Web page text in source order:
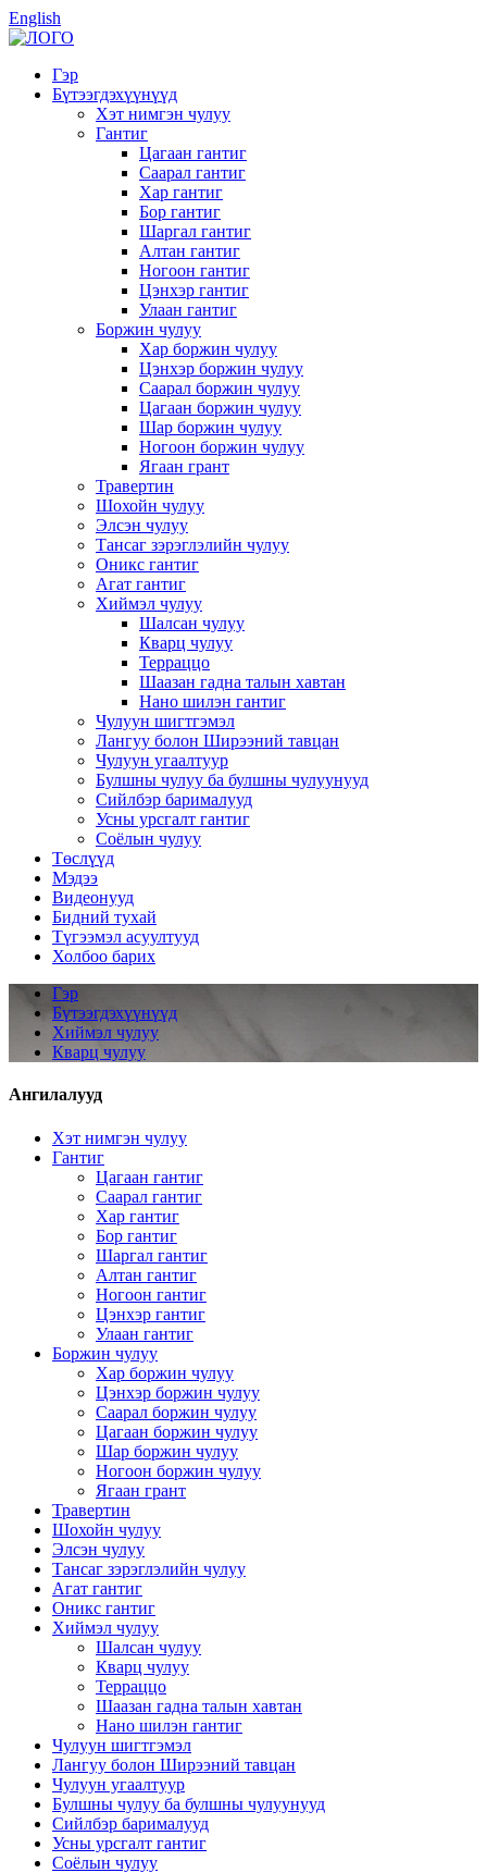
English
Гэр
Бүтээгдэхүүнүүд
Хэт нимгэн чулуу
Гантиг
Цагаан гантиг
Саарал гантиг
Хар гантиг
Бор гантиг
Шаргал гантиг
Алтан гантиг
Ногоон гантиг
Цэнхэр гантиг
Улаан гантиг
Боржин чулуу
Хар боржин чулуу
Цэнхэр боржин чулуу
Саарал боржин чулуу
Цагаан боржин чулуу
Шар боржин чулуу
Ногоон боржин чулуу
Ягаан грант
Травертин
Шохойн чулуу
Элсэн чулуу
Тансаг зэрэглэлийн чулуу
Оникс гантиг
Агат гантиг
Хиймэл чулуу
Шалсан чулуу
Кварц чулуу
Терраццо
Шаазан гадна талын хавтан
Нано шилэн гантиг
Чулуун шигтгэмэл
Лангуу болон Ширээний тавцан
Чулуун угаалтуур
Булшны чулуу ба булшны чулуунууд
Сийлбэр барималууд
Усны урсгалт гантиг
Соёлын чулуу
Төслүүд
Мэдээ
Видеонууд
Бидний тухай
Түгээмэл асуултууд
Холбоо барих
Гэр
Бүтээгдэхүүнүүд
Хиймэл чулуу
Кварц чулуу
Ангилалууд
Хэт нимгэн чулуу
Гантиг
Цагаан гантиг
Саарал гантиг
Хар гантиг
Бор гантиг
Шаргал гантиг
Алтан гантиг
Ногоон гантиг
Цэнхэр гантиг
Улаан гантиг
Боржин чулуу
Хар боржин чулуу
Цэнхэр боржин чулуу
Саарал боржин чулуу
Цагаан боржин чулуу
Шар боржин чулуу
Ногоон боржин чулуу
Ягаан грант
Травертин
Шохойн чулуу
Элсэн чулуу
Тансаг зэрэглэлийн чулуу
Агат гантиг
Оникс гантиг
Хиймэл чулуу
Шалсан чулуу
Кварц чулуу
Терраццо
Шаазан гадна талын хавтан
Нано шилэн гантиг
Чулуун шигтгэмэл
Лангуу болон Ширээний тавцан
Чулуун угаалтуур
Булшны чулуу ба булшны чулуунууд
Сийлбэр барималууд
Усны урсгалт гантиг
Соёлын чулуу